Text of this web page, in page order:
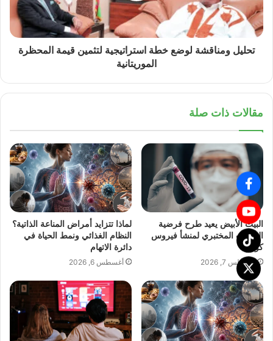
تحليل ومناقشة لوضع خطة استراتيجية لتثمين قيمة المحظرة
الموريتانية
مقالات ذات صلة
البيت الأبيض يعيد طرح فرضية
التسرب المختبري لمنشأ فيروس
كورونا
أغسطس 7, 2026
لماذا تتزايد أمراض المناعة الذاتية؟
النظام الغذائي ونمط الحياة في
دائرة الاتهام
أغسطس 6, 2026